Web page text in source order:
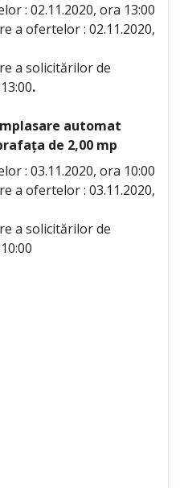
: 02.11.2020, ora 13:00
ofertelor : 02.11.2020,
a solicitărilor de
.
automat
de 2,00 mp
: 03.11.2020, ora 10:00
ofertelor : 03.11.2020,
a solicitărilor de